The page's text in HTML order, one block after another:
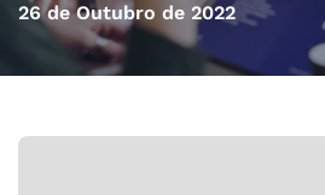
26 de Outubro de 2022